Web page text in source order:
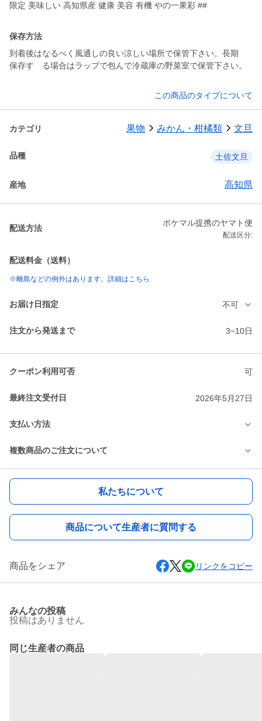
限定 美味しい 高知県産 健康 美容 有機 やの一果彩 ##
保存方法
到着後はなるべく風通しの良い涼しい場所で保管下さい。長期
保存す る場合はラップで包んで冷蔵庫の野菜室で保管下さい。
この商品のタイプについて
カテゴリ 果物 みかん・柑橘類 文旦
品種 土佐文旦
産地 高知県
配送方法
ポケマル提携のヤマト便
配送区分:
配送料金（送料）
※離島などの例外はあります。詳細はこちら
お届け日指定 不可
注文から発送まで 3~10日
クーポン利用可否 可
最終注文受付日 2026年5月27日
支払い方法
複数商品のご注文について
私たちについて
商品について生産者に質問する
商品をシェア リンクをコピー
みんなの投稿
投稿はありません
同じ生産者の商品